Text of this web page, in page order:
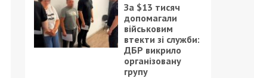
За $13 тисяч
допомагали
військовим
втекти зі служби:
ДБР викрило
організовану
групу